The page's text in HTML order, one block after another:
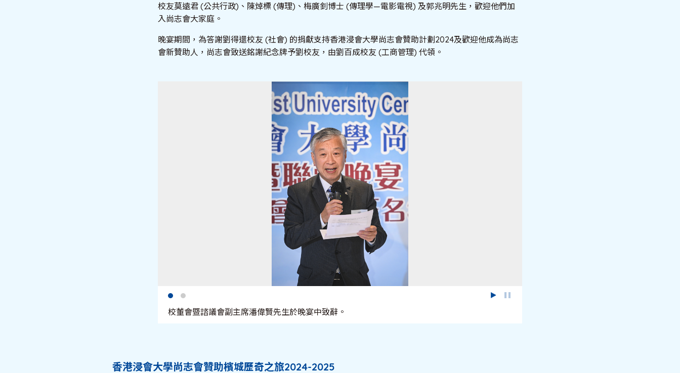
校友莫遠君 (公共行政)、陳焯標 (傳理)、梅廣釗博士 (傳理學—電影電視) 及郭兆明先生，歡迎他們加
入尚志會大家庭。
晚宴期間，為答謝劉得還校友 (社會) 的捐獻支持香港浸會大學尚志會贊助計劃2024及歡迎他成為尚志
會新贊助人，尚志會致送銘謝紀念牌予劉校友，由劉百成校友 (工商管理) 代領。
校董會暨諮議會副主席潘偉賢先生於晚宴中致辭。
香港浸會大學尚志會贊助檳城歷奇之旅2024-2025